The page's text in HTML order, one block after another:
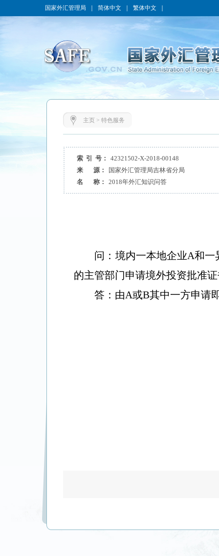
国家外汇管理局 简体中文 繁体中文
主页> 特色服务
索 引 号：
42321502-X-2018-00148
来 源：
国家外汇管理局吉林省分局
名 称：
2018年外汇知识问答
问： 境内一本地企业A和一
的主管部门申请境外投资批准
答：由A或B其中一方申请